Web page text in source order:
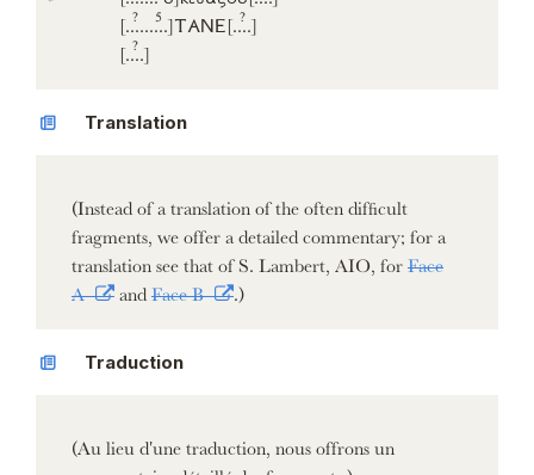
[..
?
.. ...
5
..] ΤΑΝΕ [..
?
..]
[..
?
..]
Translation
(Instead of a translation of the often difficult
fragments, we offer a detailed commentary; for a
translation see that of S. Lambert, AIO, for Face
A and Face B .)
Traduction
(Au lieu d'une traduction, nous offrons un